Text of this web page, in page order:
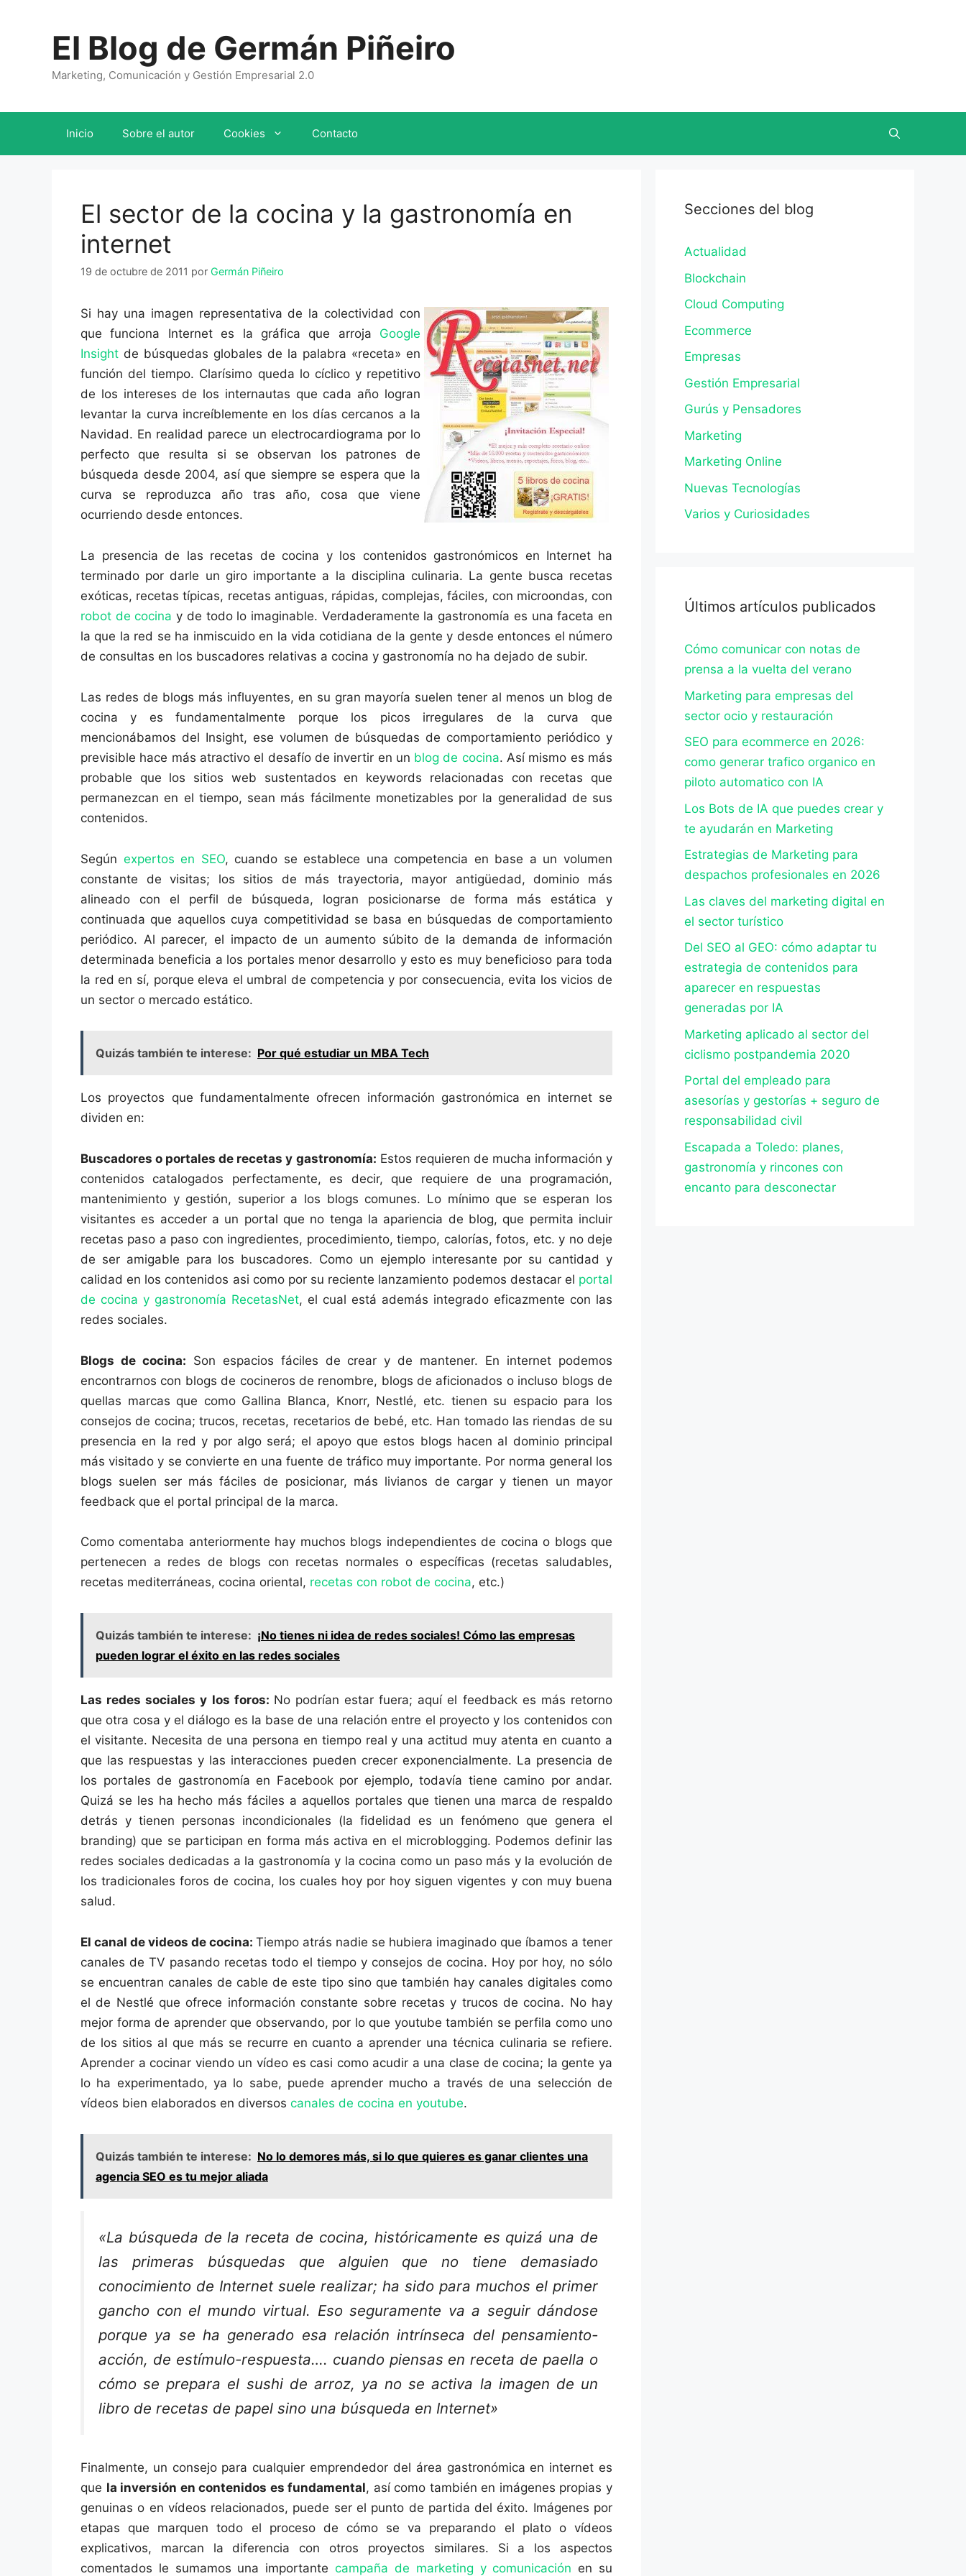
El Blog de Germán Piñeiro
Marketing, Comunicación y Gestión Empresarial 2.0
Inicio Sobre el autor Cookies Contacto
El sector de la cocina y la gastronomía en
internet
19 de octubre de 2011 por Germán Piñeiro
Si hay una imagen representativa de la colectividad con
que funciona Internet es la gráfica que arroja Google
Insight de búsquedas globales de la palabra «receta» en
función del tiempo. Clarísimo queda lo cíclico y repetitivo
de los intereses de los internautas que cada año logran
levantar la curva increíblemente en los días cercanos a la
Navidad. En realidad parece un electrocardiograma por lo
perfecto que resulta si se observan los patrones de
búsqueda desde 2004, así que siempre se espera que la
curva se reproduzca año tras año, cosa que viene
ocurriendo desde entonces.
La presencia de las recetas de cocina y los contenidos gastronómicos en Internet ha
terminado por darle un giro importante a la disciplina culinaria. La gente busca recetas
exóticas, recetas típicas, recetas antiguas, rápidas, complejas, fáciles, con microondas, con
robot de cocina y de todo lo imaginable. Verdaderamente la gastronomía es una faceta en
la que la red se ha inmiscuido en la vida cotidiana de la gente y desde entonces el número
de consultas en los buscadores relativas a cocina y gastronomía no ha dejado de subir.
Las redes de blogs más influyentes, en su gran mayoría suelen tener al menos un blog de
cocina y es fundamentalmente porque los picos irregulares de la curva que
mencionábamos del Insight, ese volumen de búsquedas de comportamiento periódico y
previsible hace más atractivo el desafío de invertir en un blog de cocina. Así mismo es más
probable que los sitios web sustentados en keywords relacionadas con recetas que
permanezcan en el tiempo, sean más fácilmente monetizables por la generalidad de sus
contenidos.
Según expertos en SEO, cuando se establece una competencia en base a un volumen
constante de visitas; los sitios de más trayectoria, mayor antigüedad, dominio más
alineado con el perfil de búsqueda, logran posicionarse de forma más estática y
continuada que aquellos cuya competitividad se basa en búsquedas de comportamiento
periódico. Al parecer, el impacto de un aumento súbito de la demanda de información
determinada beneficia a los portales menor desarrollo y esto es muy beneficioso para toda
la red en sí, porque eleva el umbral de competencia y por consecuencia, evita los vicios de
un sector o mercado estático.
Quizás también te interese: Por qué estudiar un MBA Tech
Los proyectos que fundamentalmente ofrecen información gastronómica en internet se
dividen en:
Buscadores o portales de recetas y gastronomía: Estos requieren de mucha información y
contenidos catalogados perfectamente, es decir, que requiere de una programación,
mantenimiento y gestión, superior a los blogs comunes. Lo mínimo que se esperan los
visitantes es acceder a un portal que no tenga la apariencia de blog, que permita incluir
recetas paso a paso con ingredientes, procedimiento, tiempo, calorías, fotos, etc. y no deje
de ser amigable para los buscadores. Como un ejemplo interesante por su cantidad y
calidad en los contenidos asi como por su reciente lanzamiento podemos destacar el portal
de cocina y gastronomía RecetasNet, el cual está además integrado eficazmente con las
redes sociales.
Blogs de cocina: Son espacios fáciles de crear y de mantener. En internet podemos
encontrarnos con blogs de cocineros de renombre, blogs de aficionados o incluso blogs de
quellas marcas que como Gallina Blanca, Knorr, Nestlé, etc. tienen su espacio para los
consejos de cocina; trucos, recetas, recetarios de bebé, etc. Han tomado las riendas de su
presencia en la red y por algo será; el apoyo que estos blogs hacen al dominio principal
más visitado y se convierte en una fuente de tráfico muy importante. Por norma general los
blogs suelen ser más fáciles de posicionar, más livianos de cargar y tienen un mayor
feedback que el portal principal de la marca.
Como comentaba anteriormente hay muchos blogs independientes de cocina o blogs que
pertenecen a redes de blogs con recetas normales o específicas (recetas saludables,
recetas mediterráneas, cocina oriental, recetas con robot de cocina, etc.)
Quizás también te interese: ¡No tienes ni idea de redes sociales! Cómo las empresas
pueden lograr el éxito en las redes sociales
Las redes sociales y los foros: No podrían estar fuera; aquí el feedback es más retorno
que otra cosa y el diálogo es la base de una relación entre el proyecto y los contenidos con
el visitante. Necesita de una persona en tiempo real y una actitud muy atenta en cuanto a
que las respuestas y las interacciones pueden crecer exponencialmente. La presencia de
los portales de gastronomía en Facebook por ejemplo, todavía tiene camino por andar.
Quizá se les ha hecho más fáciles a aquellos portales que tienen una marca de respaldo
detrás y tienen personas incondicionales (la fidelidad es un fenómeno que genera el
branding) que se participan en forma más activa en el microblogging. Podemos definir las
redes sociales dedicadas a la gastronomía y la cocina como un paso más y la evolución de
los tradicionales foros de cocina, los cuales hoy por hoy siguen vigentes y con muy buena
salud.
El canal de videos de cocina: Tiempo atrás nadie se hubiera imaginado que íbamos a tener
canales de TV pasando recetas todo el tiempo y consejos de cocina. Hoy por hoy, no sólo
se encuentran canales de cable de este tipo sino que también hay canales digitales como
el de Nestlé que ofrece información constante sobre recetas y trucos de cocina. No hay
mejor forma de aprender que observando, por lo que youtube también se perfila como uno
de los sitios al que más se recurre en cuanto a aprender una técnica culinaria se refiere.
Aprender a cocinar viendo un vídeo es casi como acudir a una clase de cocina; la gente ya
lo ha experimentado, ya lo sabe, puede aprender mucho a través de una selección de
vídeos bien elaborados en diversos canales de cocina en youtube.
Quizás también te interese: No lo demores más, si lo que quieres es ganar clientes una
agencia SEO es tu mejor aliada
«La búsqueda de la receta de cocina, históricamente es quizá una de
las primeras búsquedas que alguien que no tiene demasiado
conocimiento de Internet suele realizar; ha sido para muchos el primer
gancho con el mundo virtual. Eso seguramente va a seguir dándose
porque ya se ha generado esa relación intrínseca del pensamiento-
acción, de estímulo-respuesta…. cuando piensas en receta de paella o
cómo se prepara el sushi de arroz, ya no se activa la imagen de un
libro de recetas de papel sino una búsqueda en Internet»
Finalmente, un consejo para cualquier emprendedor del área gastronómica en internet es
que la inversión en contenidos es fundamental, así como también en imágenes propias y
genuinas o en vídeos relacionados, puede ser el punto de partida del éxito. Imágenes por
etapas que marquen todo el proceso de cómo se va preparando el plato o vídeos
explicativos, marcan la diferencia con otros proyectos similares. Si a los aspectos
comentados le sumamos una importantecampaña de marketing y comunicación en su
Secciones del blog
Actualidad
Blockchain
Cloud Computing
Ecommerce
Empresas
Gestión Empresarial
Gurús y Pensadores
Marketing
Marketing Online
Nuevas Tecnologías
Varios y Curiosidades
Últimos artículos publicados
Cómo comunicar con notas de
prensa a la vuelta del verano
Marketing para empresas del
sector ocio y restauración
SEO para ecommerce en 2026:
como generar trafico organico en
piloto automatico con IA
Los Bots de IA que puedes crear y
te ayudarán en Marketing
Estrategias de Marketing para
despachos profesionales en 2026
Las claves del marketing digital en
el sector turístico
Del SEO al GEO: cómo adaptar tu
estrategia de contenidos para
aparecer en respuestas
generadas por IA
Marketing aplicado al sector del
ciclismo postpandemia 2020
Portal del empleado para
asesorías y gestorías + seguro de
responsabilidad civil
Escapada a Toledo: planes,
gastronomía y rincones con
encanto para desconectar